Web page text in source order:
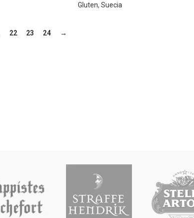
Gluten, Suecia
22 23 24 →